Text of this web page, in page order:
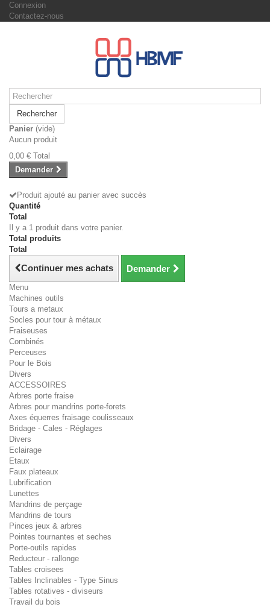
Connexion
Contactez-nous
Rechercher
Panier (vide)
Aucun produit
0,00 € Total
Demander
Produit ajouté au panier avec succès
Quantité
Total
Il y a 1 produit dans votre panier.
Total produits
Total
Continuer mes achats Demander
Menu
Machines outils
Tours a metaux
Socles pour tour à métaux
Fraiseuses
Combinés
Perceuses
Pour le Bois
Divers
ACCESSOIRES
Arbres porte fraise
Arbres pour mandrins porte-forets
Axes équerres fraisage coulisseaux
Bridage - Cales - Réglages
Divers
Eclairage
Etaux
Faux plateaux
Lubrification
Lunettes
Mandrins de perçage
Mandrins de tours
Pinces jeux & arbres
Pointes tournantes et seches
Porte-outils rapides
Reducteur - rallonge
Tables croisees
Tables Inclinables - Type Sinus
Tables rotatives - diviseurs
Travail du bois